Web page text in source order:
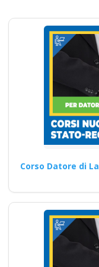
Corso Datore di